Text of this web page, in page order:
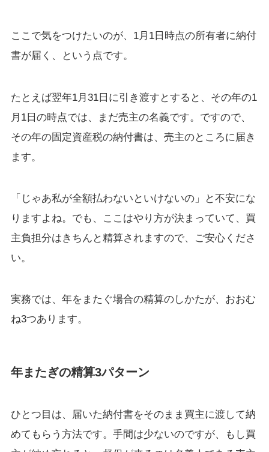
ここで気をつけたいのが、1月1日時点の所有者に納付
書が届く、という点です。
たとえば翌年1月31日に引き渡すとすると、その年の1
月1日の時点では、まだ売主の名義です。ですので、
その年の固定資産税の納付書は、売主のところに届き
ます。
「じゃあ私が全額払わないといけないの」と不安にな
りますよね。でも、ここはやり方が決まっていて、買
主負担分はきちんと精算されますので、ご安心くださ
い。
実務では、年をまたぐ場合の精算のしかたが、おおむ
ね3つあります。
年またぎの精算3パターン
ひとつ目は、届いた納付書をそのまま買主に渡して納
めてもらう方法です。手間は少ないのですが、もし買